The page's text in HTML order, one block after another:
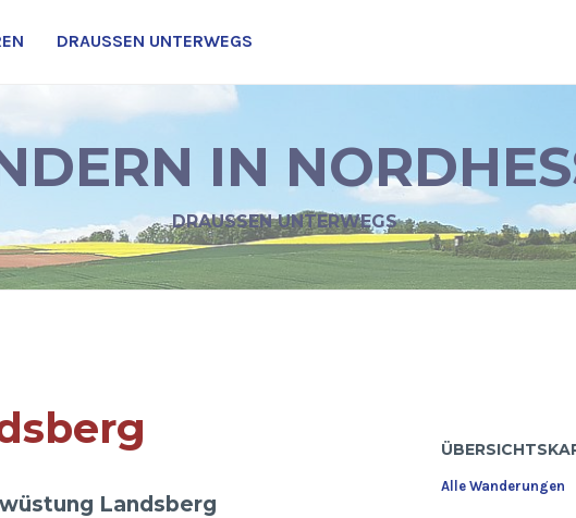
DRAUSSEN UNTERWEGS
IN
DRAUSSEN UNTERWEGS
Landsberg
Alle Wanderungen